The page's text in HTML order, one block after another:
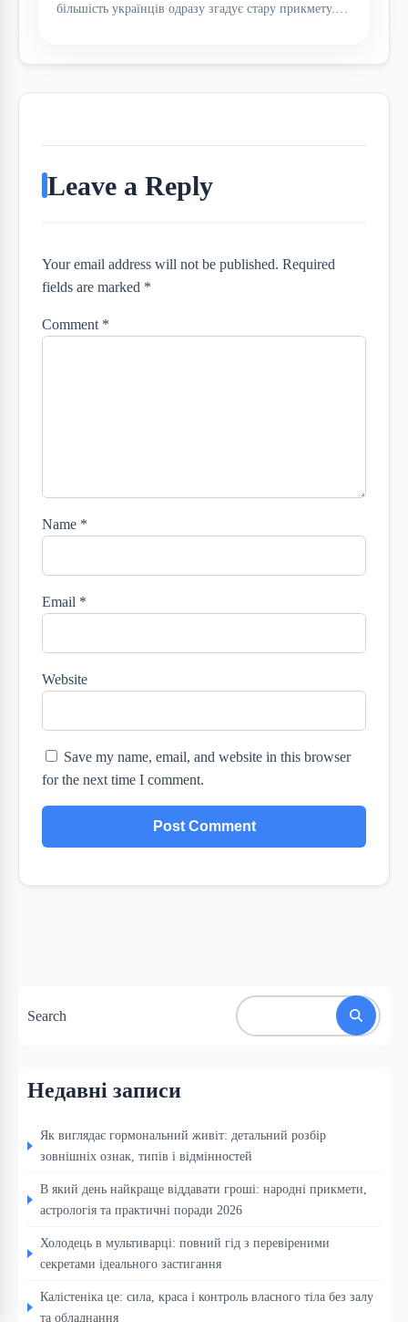
більшість українців одразу згадує стару прикмету.…
Leave a Reply
Your email address will not be published. Required
fields are marked *
Comment *
Name *
Email *
Website
Save my name, email, and website in this browser
for the next time I comment.
Search
Недавні записи
Як виглядає гормональний живіт: детальний розбір
зовнішніх ознак, типів і відмінностей
В який день найкраще віддавати гроші: народні прикмети,
астрологія та практичні поради 2026
Холодець в мультиварці: повний гід з перевіреними
секретами ідеального застигання
Калістеніка це: сила, краса і контроль власного тіла без залу
та обладнання